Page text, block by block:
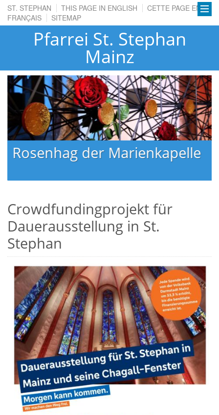
ST. STEPHAN THIS PAGE IN ENGLISH
CETTE PAGE EN
FRANÇAIS
SITEMAP
Pfarrei St. Stephan
Mainz
Rosenhag der Marienkapelle
Crowdfundingprojekt für
Dauerausstellung in St.
Stephan